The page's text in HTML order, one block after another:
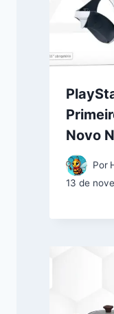
Novo
Por
13 de